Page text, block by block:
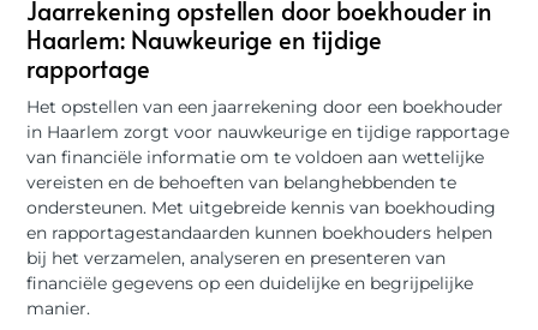
Jaarrekening opstellen door boekhouder in
Haarlem: Nauwkeurige en tijdige
rapportage
Het opstellen van een jaarrekening door een boekhouder
in Haarlem zorgt voor nauwkeurige en tijdige rapportage
van financiële informatie om te voldoen aan wettelijke
vereisten en de behoeften van belanghebbenden te
ondersteunen. Met uitgebreide kennis van boekhouding
en rapportagestandaarden kunnen boekhouders helpen
bij het verzamelen, analyseren en presenteren van
financiële gegevens op een duidelijke en begrijpelijke
manier.